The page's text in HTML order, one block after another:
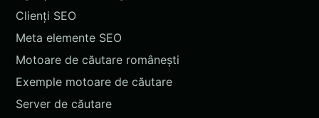
Clienți SEO
Meta elemente SEO
Motoare de căutare românești
Exemple motoare de căutare
Server de căutare